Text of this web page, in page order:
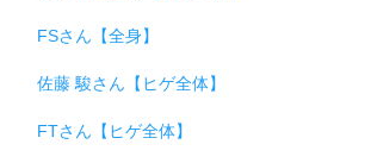
FSさん【全身】
佐藤 駿さん【ヒゲ全体】
FTさん【ヒゲ全体】